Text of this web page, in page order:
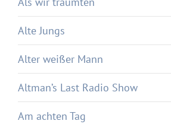
Alte Jungs
Alter weißer Mann
Altman’s Last Radio Show
Am achten Tag